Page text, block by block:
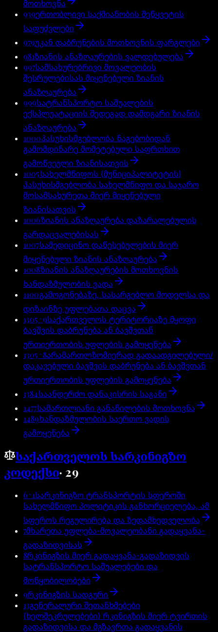
მოთხოვნა
939ერთობლივი საქმიანობის შეწყვეტის
საფუძვლები
979უკან დაბრუნების მოთხოვნის ფარგლები
981ზიანის ანაზღაურების ვალდებულება
997სამსახურებრივი მოვალეობის
შესრულებისას მიყენებული ზიანის
ანაზღაურება
999სატრანსპორტო საშუალების
ექსპლუატაციის შედეგად დამდგარი ზიანის
ანაზღაურება
1000პასუხისმგებლობა ნაგებობიდან
გამომდინარე მომეტებული საფრთხით
გამოწვეული ზიანისათვის
1005სახელმწიფოს (მუნიციპალიტეტის)
პასუხისმგებლობა სახელმწიფო და საჯარო
მოსამსახურეთა მიერ მიყენებული
ზიანისათვის
1006ზიანის ანაზღაურება დაზარალებულის
გარდაცვალებისას
1007სამედიცინო დაწესებულების მიერ
მიყენებული ზიანის ანაზღაურება
1008ზიანის ანაზღაურების მოთხოვნის
ხანდაზმულობის ვადა
1100გამოგონებაზე, სასარგებლო მოდელსა და
დიზაინზე უფლებათა დაცვა
1305^9საქართველოს ტერიტორიაზე მყოფი
ბავშვის დაბრუნება ან ბავშვთან
ურთიერთობის უფლების გამოყენება
1305^8არამართლზომიერად გადაადგილებული/
დაკავებული ბავშვის დაბრუნება ან ბავშვთან
ურთიერთობის უფლების გამოყენება
1384საანდერძო დანაკისრის საგანი
1477სამართლიანი განაწილების მოთხოვნა
1489ხანდაზმულობის საერთო ვადის
გამოყენება
საქართველოს სარკინიგზო
კოდექსი· 29
6^1სარკინიგზო ტრანსპორტის სფეროში
სახელმწიფო პოლიტიკის განხორციელება, ამ
სფეროს რეგულირება და ზედამხედველობა
7მხარეთა უფლება-მოვალეობანი გადაყვანა-
გადაზიდვისას
8რკინიგზის მიერ გადაყვანა-გადაზიდვის
სატრანსპორტო საშუალებები და
მოწყობილობები
9რკინიგზის სადგური
13გენერალური შეთანხმებები
(ხელშეკრულებები) რკინიგზის მიერ ტვირთის
გადაზიდვისა და მგზავრთა გადაყვანის